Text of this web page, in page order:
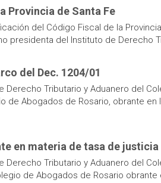
Provincia de Santa Fe
del Código Fiscal de la
presidenta del Instituto de Derecho
del Dec. 1204/01
Tributario y Aduanero del
de Abogados de Rosario, obrante
en materia de tasa de justicia
Tributario y Aduanero del
de Abogados de Rosario